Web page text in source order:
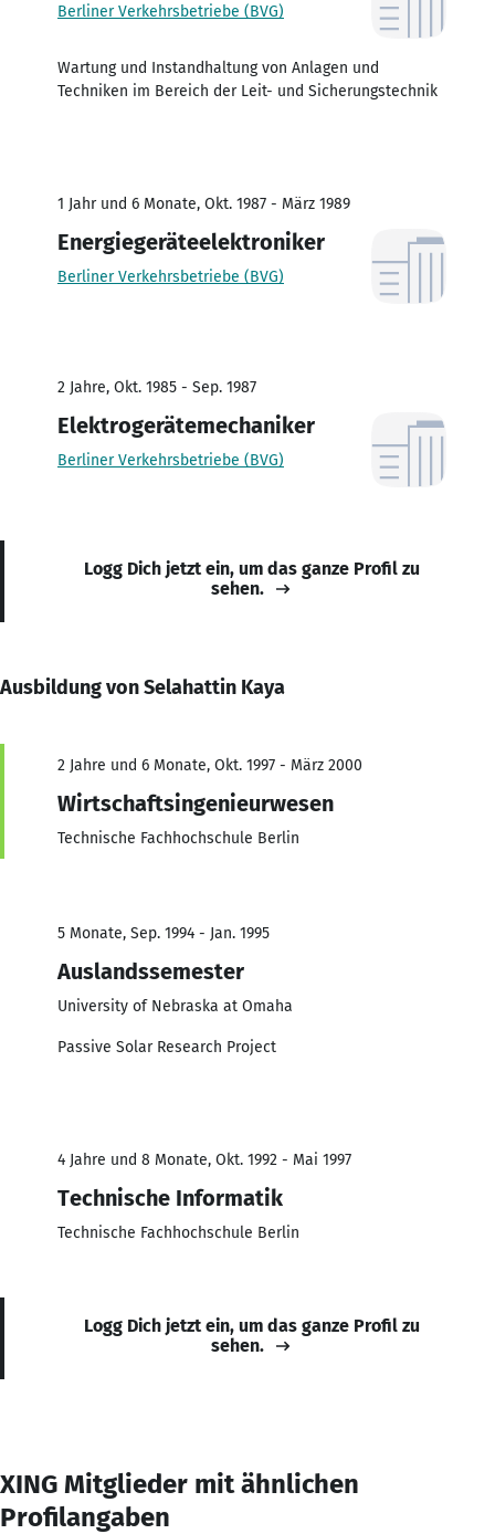
Berliner Verkehrsbetriebe (BVG)
Wartung und Instandhaltung von Anlagen und
Techniken im Bereich der Leit- und Sicherungstechnik
1 Jahr und 6 Monate, Okt. 1987 - März 1989
Energiegeräteelektroniker
Berliner Verkehrsbetriebe (BVG)
2 Jahre, Okt. 1985 - Sep. 1987
Elektrogerätemechaniker
Berliner Verkehrsbetriebe (BVG)
Logg Dich jetzt ein, um das ganze Profil zu
sehen.
Ausbildung von Selahattin Kaya
2 Jahre und 6 Monate, Okt. 1997 - März 2000
Wirtschaftsingenieurwesen
Technische Fachhochschule Berlin
5 Monate, Sep. 1994 - Jan. 1995
Auslandssemester
University of Nebraska at Omaha
Passive Solar Research Project
4 Jahre und 8 Monate, Okt. 1992 - Mai 1997
Technische Informatik
Technische Fachhochschule Berlin
Logg Dich jetzt ein, um das ganze Profil zu
sehen.
XING Mitglieder mit ähnlichen
Profilangaben